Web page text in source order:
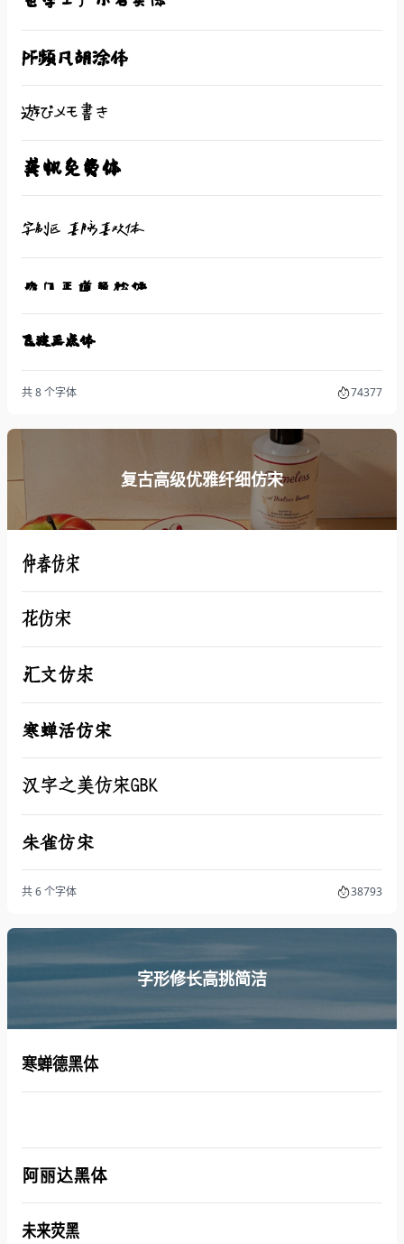
PF频凡胡涂体
遊びメモ書き
龚帆免费体
字制区 喜脉喜欢体
庞门正道轻松体
飞波正点体
共 8 个字体 74377
复古高级优雅纤细仿宋
仲春仿宋
花仿宋
汇文仿宋
寒蝉活仿宋
汉字之美仿宋GBK
朱雀仿宋
共 6 个字体 38793
字形修长高挑简洁
寒蝉德黑体
阿丽达黑体
未来荧黑